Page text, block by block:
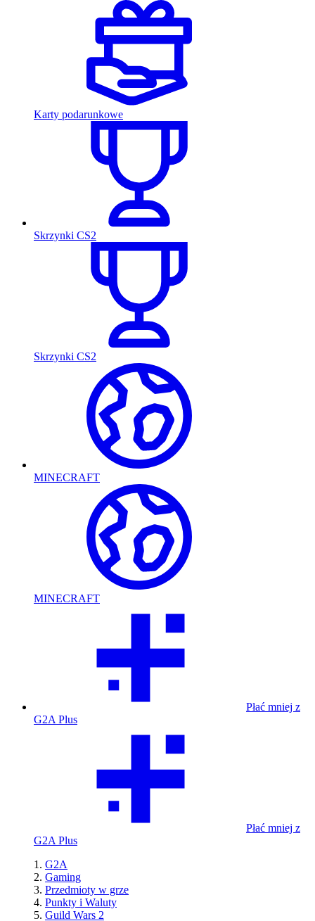
Karty podarunkowe
Skrzynki CS2
Skrzynki CS2
MINECRAFT
MINECRAFT
Płać mniej z
G2A Plus
Płać mniej z
G2A Plus
G2A
Gaming
Przedmioty w grze
Punkty i Waluty
Guild Wars 2